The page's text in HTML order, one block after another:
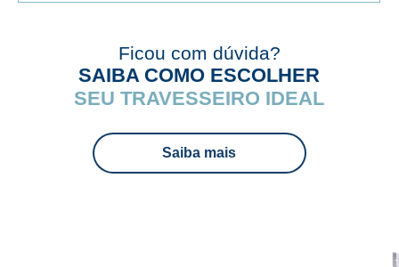
Ficou com dúvida?
SAIBA COMO ESCOLHER
SEU TRAVESSEIRO IDEAL
Saiba mais